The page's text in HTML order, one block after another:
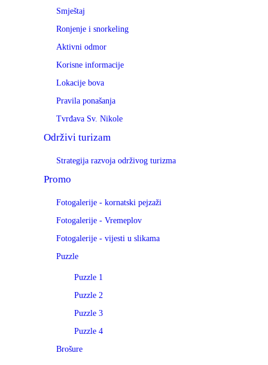
Smještaj
Ronjenje i snorkeling
Aktivni odmor
Korisne informacije
Lokacije bova
Pravila ponašanja
Tvrđava Sv. Nikole
Održivi turizam
Strategija razvoja održivog turizma
Promo
Fotogalerije - kornatski pejzaži
Fotogalerije - Vremeplov
Fotogalerije - vijesti u slikama
Puzzle
Puzzle 1
Puzzle 2
Puzzle 3
Puzzle 4
Brošure